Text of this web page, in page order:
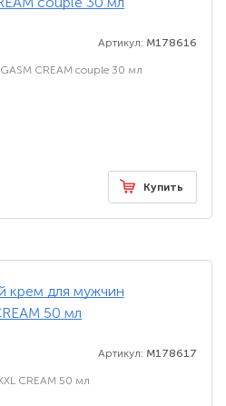
Артикул: M178616
CREAM couple 30 мл
Купить
Артикул: M178617
CREAM 50 мл